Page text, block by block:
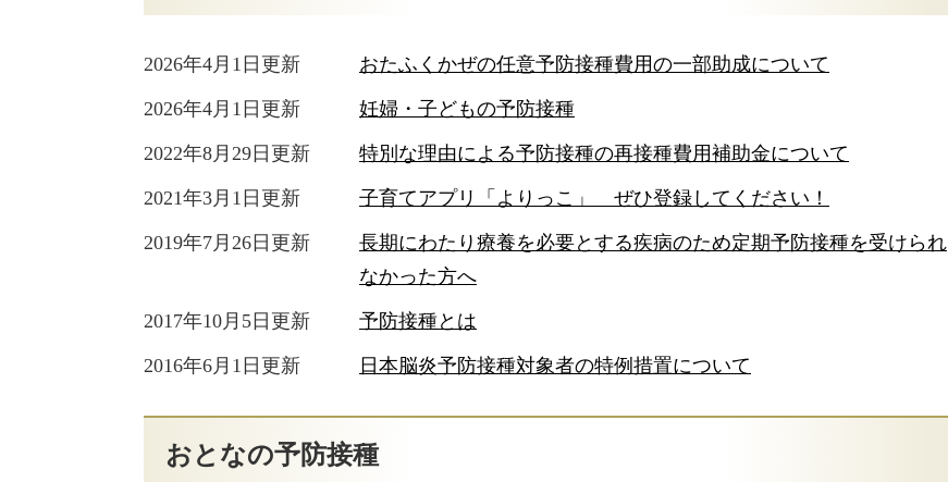
2026年4月1日更新 おたふくかぜの任意予防接種費用の一部助成について
2026年4月1日更新 妊婦・子どもの予防接種
2022年8月29日更新 特別な理由による予防接種の再接種費用補助金について
2021年3月1日更新 子育てアプリ「よりっこ」 ぜひ登録してください！
2019年7月26日更新
長期にわたり療養を必要とする疾病のため定期予防接種を受けられ
なかった方へ
2017年10月5日更新 予防接種とは
2016年6月1日更新 日本脳炎予防接種対象者の特例措置について
おとなの予防接種